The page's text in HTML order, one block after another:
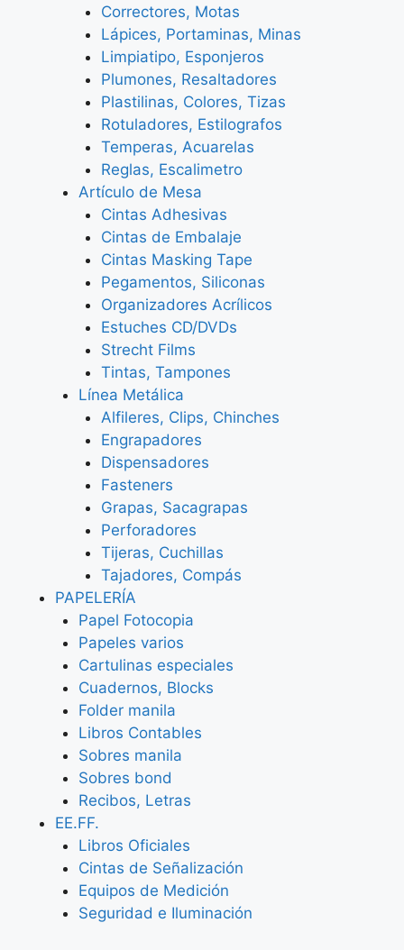
Correctores, Motas
Lápices, Portaminas, Minas
Limpiatipo, Esponjeros
Plumones, Resaltadores
Plastilinas, Colores, Tizas
Rotuladores, Estilografos
Temperas, Acuarelas
Reglas, Escalimetro
Artículo de Mesa
Cintas Adhesivas
Cintas de Embalaje
Cintas Masking Tape
Pegamentos, Siliconas
Organizadores Acrílicos
Estuches CD/DVDs
Strecht Films
Tintas, Tampones
Línea Metálica
Alfileres, Clips, Chinches
Engrapadores
Dispensadores
Fasteners
Grapas, Sacagrapas
Perforadores
Tijeras, Cuchillas
Tajadores, Compás
PAPELERÍA
Papel Fotocopia
Papeles varios
Cartulinas especiales
Cuadernos, Blocks
Folder manila
Libros Contables
Sobres manila
Sobres bond
Recibos, Letras
EE.FF.
Libros Oficiales
Cintas de Señalización
Equipos de Medición
Seguridad e Iluminación